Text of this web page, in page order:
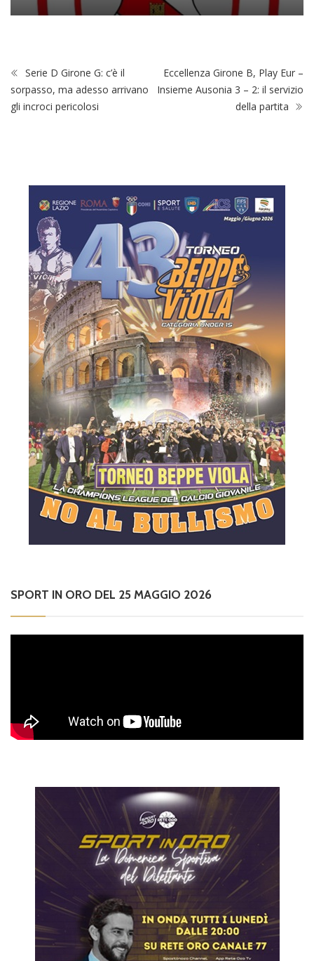
Serie D Girone G: c’è il
sorpasso, ma adesso arrivano
gli incroci pericolosi
Eccellenza Girone B, Play Eur –
Insieme Ausonia 3 – 2: il servizio
della partita
SPORT IN ORO DEL 25 MAGGIO 2026